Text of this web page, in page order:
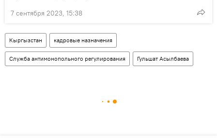
7 сентября 2023, 15:38
Кыргызстан кадровые назначения
Служба антимонопольного регулирования Гульшат Асылбаева